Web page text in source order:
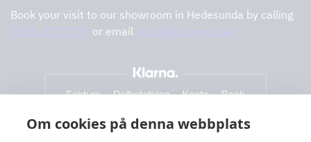
Om cookies på denna webbplats
Book your visit to our showroom in Hedesunda by calling
0291-47 77 74 or email cecilia@tovenco.se.